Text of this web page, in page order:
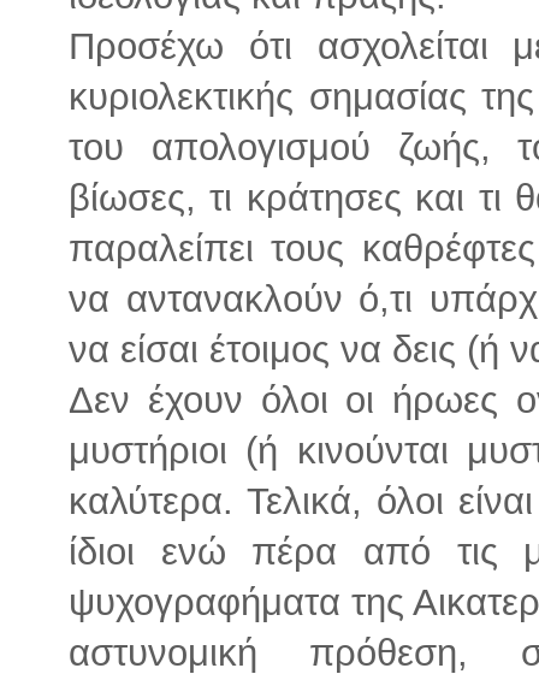
Προσέχω ότι ασχολείται
κυριολεκτικής σημασίας
του απολογισμού ζωής,
βίωσες, τι κράτησες και τι
παραλείπει τους
να αντανακλούν ό,τι
να είσαι έτοιμος να δεις (ή
Δεν έχουν όλοι οι ήρωες
μυστήριοι (ή κινούνται
καλύτερα. Τελικά, όλοι
ίδιοι ενώ πέρα από τις
ψυχογραφήματα της
αστυνομική πρόθεση,